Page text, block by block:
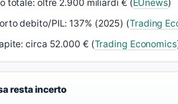
totale: oltre 2.900 miliardi € (EUnews)
debito/PIL: 137% (2025) (Trading
circa 52.000 € (Trading Economics
resta incerto